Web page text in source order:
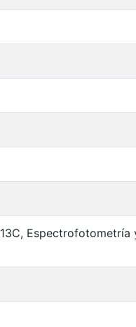
Espectrofotometría